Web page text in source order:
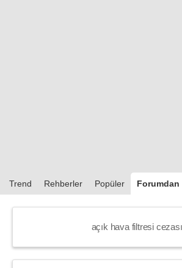
Trend Rehberler Popüler Forumdan
açık hava filtresi cezası